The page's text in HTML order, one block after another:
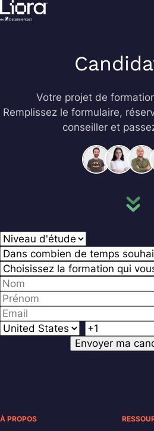
Aller
au
Votre projet de
Remplissez le formulaire,
conseiller et
À PROPOS